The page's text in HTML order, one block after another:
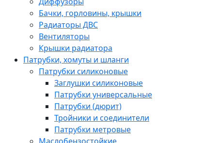
Бачки, горловины, крышки
Радиаторы ДВС
Вентиляторы
Крышки радиатора
Патрубки, хомуты и шланги
Патрубки силиконовые
Заглушки силиконовые
Патрубки универсальные
Патрубки (дюрит)
Тройники и соединители
Патрубки метровые